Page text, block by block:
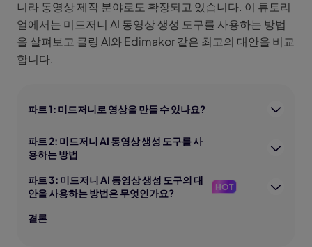
니라 동영상 제작 분야로도 확장되고 있습니다. 이 튜토리
얼에서는 미드저니 AI 동영상 생성 도구를 사용하는 방법
을 살펴보고 클링 AI와 Edimakor 같은 최고의 대안을 비교
합니다.
파트 1: 미드저니로 영상을 만들 수 있나요?
파트 2: 미드저니 AI 동영상 생성 도구를 사
용하는 방법
파트 3: 미드저니 AI 동영상 생성 도구의 대
안을 사용하는 방법은 무엇인가요?
HOT
결론